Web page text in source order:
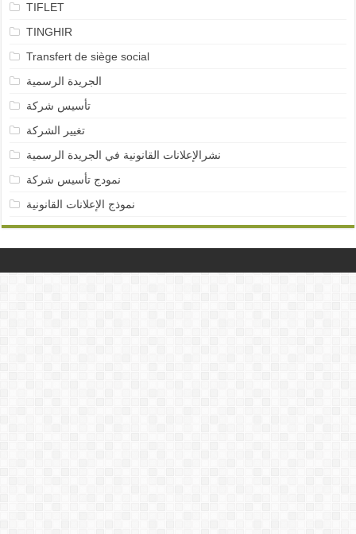
TIFLET
TINGHIR
Transfert de siège social
الجريدة الرسمية
تأسيس شركة
تغيير الشركة
نشرالإعلانات القانونية في الجريدة الرسمية
نمودج تأسيس شركة
نموذج الإعلانات القانونية